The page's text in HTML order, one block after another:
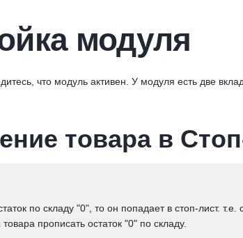
модуля
что модуль активен. У модуля есть две
товара в
по складу "0", то он попадает в стоп-лист.
прописать остаток "0" по складу.